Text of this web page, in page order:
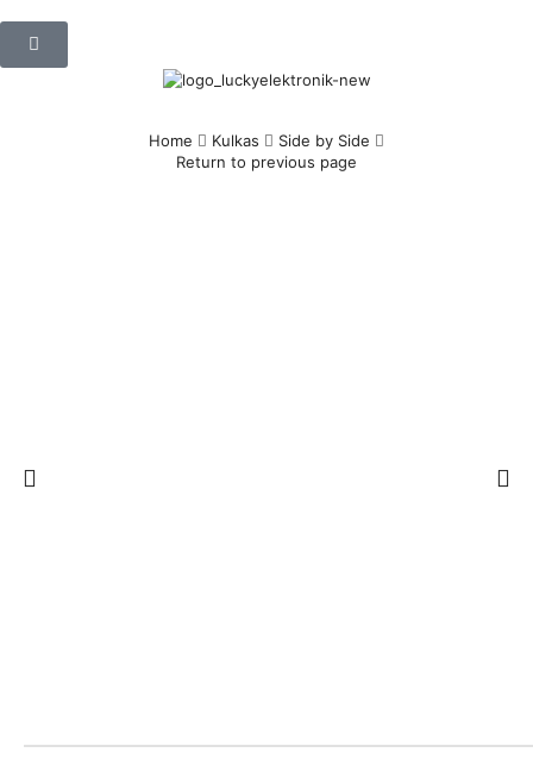
Home Kulkas
Side by Side
Return to previous page